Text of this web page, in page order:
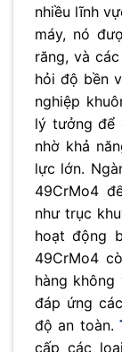
nhiều lĩnh
máy, nó
răng, và
hỏi độ bền
nghiệp
lý tưởng để
nhờ khả
lực lớn.
49CrMo4
như trục
hoạt động
49CrMo4
hàng
đáp ứng
độ an toàn.
cấp các